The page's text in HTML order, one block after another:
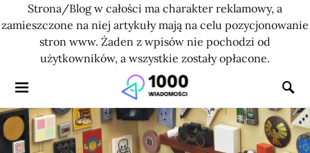
Strona/Blog w całości ma charakter reklamowy, a
zamieszczone na niej artykuły mają na celu pozycjonowanie
stron www. Żaden z wpisów nie pochodzi od
użytkowników, a wszystkie zostały opłacone.